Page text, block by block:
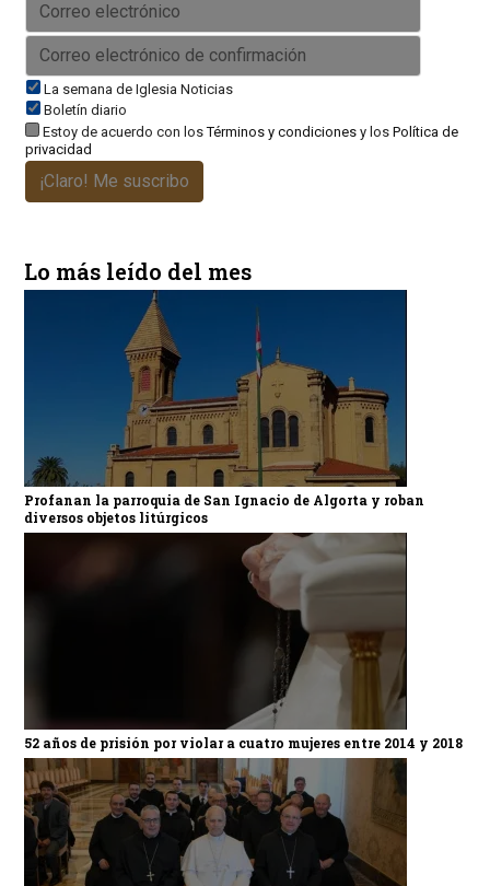
La semana de Iglesia Noticias
Boletín diario
Estoy de acuerdo con losTérminos y condicionesy los Política de
privacidad
¡Claro! Me suscribo
Lo más leído del mes
Profanan la parroquia de San Ignacio de Algorta y roban
diversos objetos litúrgicos
52 años de prisión por violar a cuatro mujeres entre 2014 y 2018